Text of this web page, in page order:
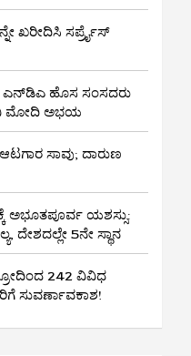
ಖರೀದಿಸಿ ಸರ್ಪ್ರೈಸ್
ಎನ್‌ಡಿಎ ಹೊಸ ಸಂಸದರು
ಮೋದಿ ಅಭಯ
ಸಾವು; ದಾರುಣ
ಅಭೂತಪೂರ್ವ ಯಶಸ್ಸು:
5ನೇ ಸ್ಥಾನ
242 ವಿವಿಧ
ಸುವರ್ಣಾವಕಾಶ!